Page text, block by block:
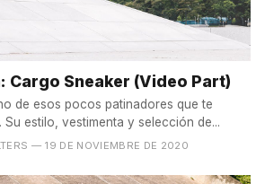
Cargo Sneaker (Video Part)
de esos pocos patinadores que te
estilo, vestimenta y selección de...
— 19 DE NOVIEMBRE DE 2020